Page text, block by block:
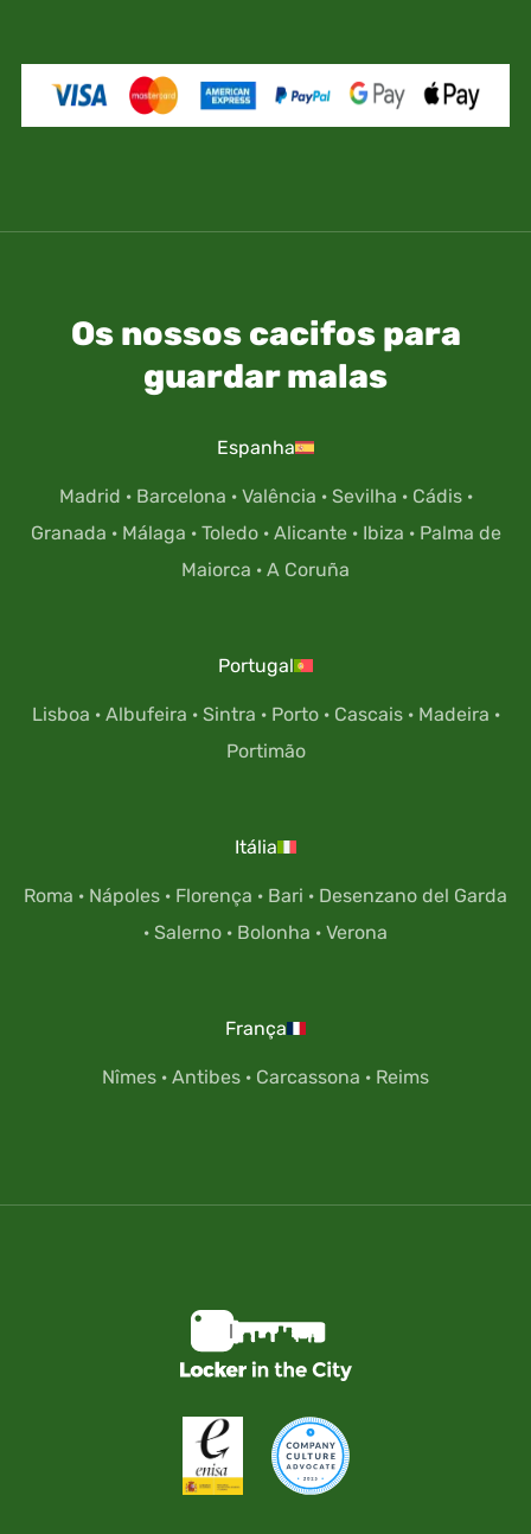
Os nossos cacifos para
guardar malas
Espanha
Madrid · Barcelona · Valência · Sevilha · Cádis·
Granada · Málaga · Toledo· Alicante· Ibiza · Palma de
Maiorca · A Coruña
Portugal
Lisboa · Albufeira · Sintra · Porto· Cascais· Madeira ·
Portimão
Itália
Roma · Nápoles · Florença · Bari · Desenzano del Garda
· Salerno · Bolonha · Verona
França
Nîmes · Antibes · Carcassona · Reims